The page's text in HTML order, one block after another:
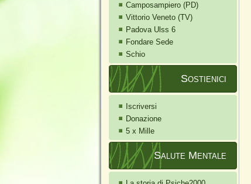
Camposampiero (PD)
Vittorio Veneto (TV)
Padova Ulss 6
Fondare Sede
Schio
Sostienici
Iscriversi
Donazione
5 x Mille
Salute Mentale